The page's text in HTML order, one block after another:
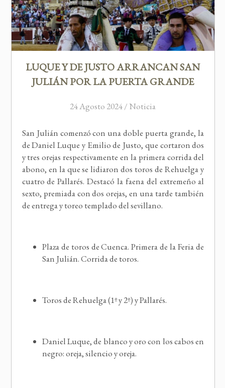
LUQUE Y DE JUSTO ARRANCAN SAN
JULIÁN POR LA PUERTA GRANDE
24 Agosto 2024 / Noticia
San Julián comenzó con una doble puerta grande, la
de Daniel Luque y Emilio de Justo, que cortaron dos
y tres orejas respectivamente en la primera corrida del
abono, en la que se lidiaron dos toros de Rehuelga y
cuatro de Pallarés. Destacó la faena del extremeño al
sexto, premiada con dos orejas, en una tarde también
de entrega y toreo templado del sevillano.
Plaza de toros de Cuenca. Primera de la Feria de
San Julián. Corrida de toros.
Toros de Rehuelga (1º y 2º) y Pallarés.
Daniel Luque, de blanco y oro con los cabos en
negro: oreja, silencio y oreja.